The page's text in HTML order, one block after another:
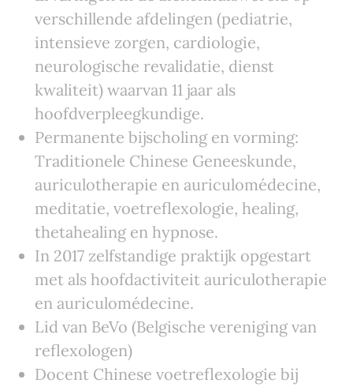
verschillende afdelingen (pediatrie,
intensieve zorgen, cardiologie,
neurologische revalidatie, dienst
kwaliteit) waarvan 11 jaar als
hoofdverpleegkundige.
Permanente bijscholing en vorming:
Traditionele Chinese Geneeskunde,
auriculotherapie en auriculomédecine,
meditatie, voetreflexologie, healing,
thetahealing en hypnose.
In 2017 zelfstandige praktijk opgestart
met als hoofdactiviteit auriculotherapie
en auriculomédecine.
Lid van BeVo (Belgische vereniging van
reflexologen)
Docent Chinese voetreflexologie bij